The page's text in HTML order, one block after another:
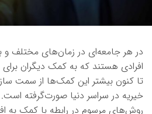
در هر جامعه‌ای در زمان‌های مختلف و
افرادی هستند که به کمک دیگران برای
تا کنون بیشتر این کمک‌ها از سمت
خیریه در سراسر دنیا صورت‌گرفته است.
روش‌های مرسوم در رابطه با کمک به